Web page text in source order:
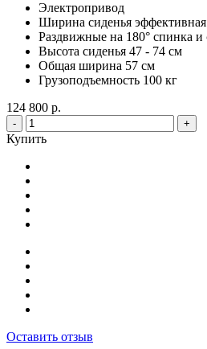
Электропривод
Ширина сиденья
Раздвижные на 180° спинка и
Высота сиденья 47 - 74 см
Общая ширина 57 см
Грузоподъемность 100 кг
124 800 р.
- +
Купить
Оставить отзыв